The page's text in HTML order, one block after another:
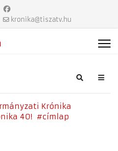
kronika@tiszatv.hu
Search
Krónika
40!
címlap